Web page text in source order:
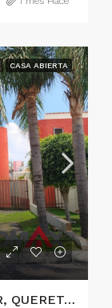
CASA ABIERTA
VENTA DE CASA EN CENTRO SUR, QUERETARO